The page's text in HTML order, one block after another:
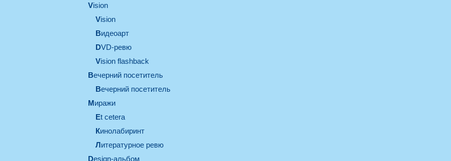
vision
vision
видеоарт
DVD-ревю
Vision flashback
вечерний посетитель
вечерний посетитель
миражи
et cetera
кинолабиринт
литературное ревю
design-альбом